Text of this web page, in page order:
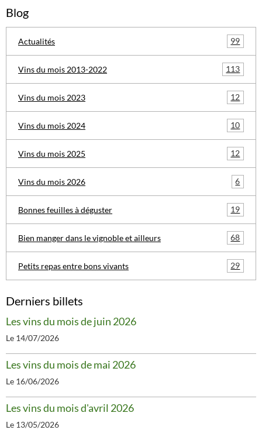
Blog
Actualités 99
Vins du mois 2013-2022 113
Vins du mois 2023 12
Vins du mois 2024 10
Vins du mois 2025 12
Vins du mois 2026 6
Bonnes feuilles à déguster 19
Bien manger dans le vignoble et ailleurs 68
Petits repas entre bons vivants 29
Derniers billets
Les vins du mois de juin 2026
Le 14/07/2026
Les vins du mois de mai 2026
Le 16/06/2026
Les vins du mois d'avril 2026
Le 13/05/2026